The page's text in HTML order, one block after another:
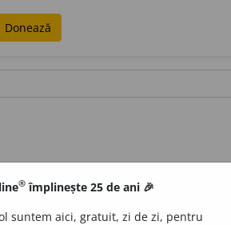
Donează
® împlinește 25 de ani 🎉
suntem aici, gratuit, zi de zi, pentru